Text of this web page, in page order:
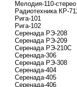
Мелодия-110-стерео
Радиотехника КР-
Рига-101
Рига-102
Серенада РЭ-208
Серенада РЭ-209
Серенада РЭ-210С
Серенада-306
Серенада РЭ-308
Серенада-404
Серенада-405
Серенада-406